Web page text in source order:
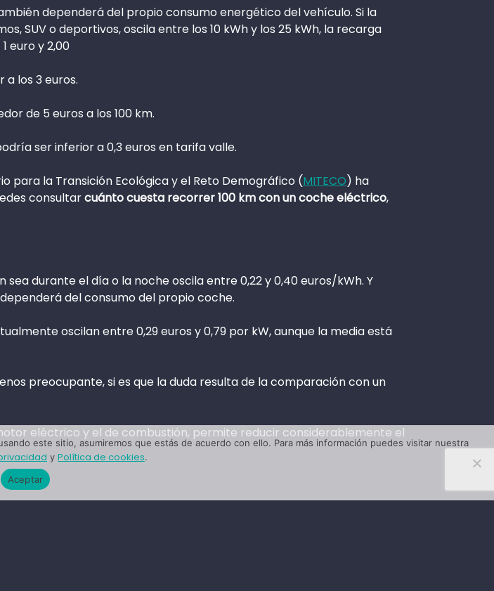
dependerá del propio consumo energético del vehículo. Si la
SUV o deportivos, oscila entre los 10 kWh y los 25 kWh, la recarga
euro y 2,00
a los 3 euros.
de 5 euros a los 100 km.
ser inferior a 0,3 euros en tarifa valle.
para la Transición Ecológica y el Reto Demográfico (MITECO) ha
consultarcuánto cuesta recorrer 100 km con un coche eléctrico,
durante el día o la noche oscila entre 0,22 y 0,40 euros/kWh. Y
del consumo del propio coche.
oscilan entre 0,29 euros y 0,79 por kW, aunque la media está
preocupante, si es que la duda resulta de la comparación con un
eléctrico y el de combustión, permite reducir considerablemente el
este sitio, asumiremos que estás de acuerdo con ello. Para más información puedes visitar nuestra
y Política de cookies.
Aceptar